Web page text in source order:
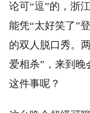
论可“逗”的，浙
能凭“太好笑了”
的双人脱口秀。
爱相杀”，来到晚
这件事呢？